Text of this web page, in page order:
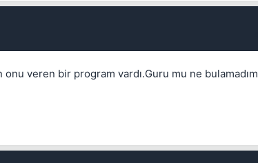
veren bir program vardı.Guru mu ne bulamadım